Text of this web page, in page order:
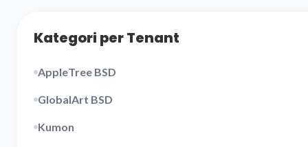
Kategori per Tenant
AppleTree BSD
GlobalArt BSD
Kumon